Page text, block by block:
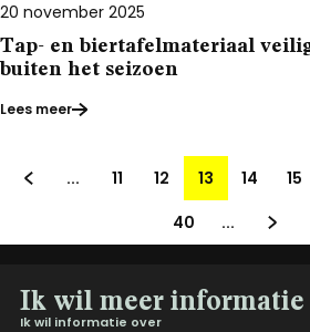
20 november 2025
Tap- en biertafelmateriaal
buiten het seizoen
Lees meer
... 11 12 13 14 15
40
...
Ik wil meer informatie
Ik wil informatie over